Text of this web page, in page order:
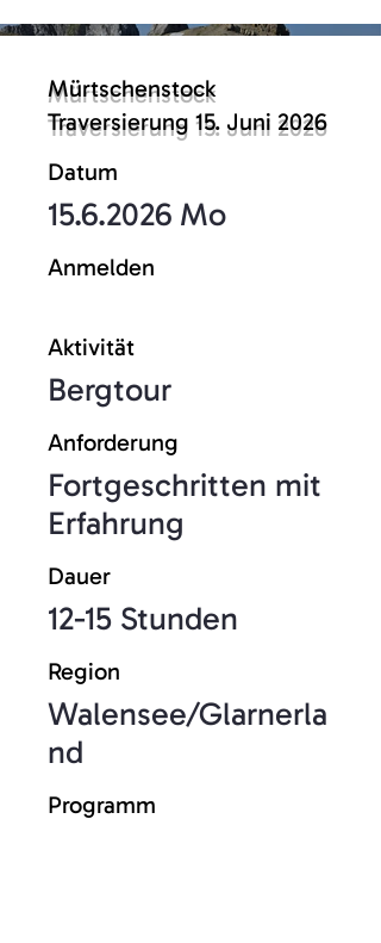
Mürtschenstock
Traversierung 15. Juni 2026
Datum
15.6.2026 Mo
Anmelden
Aktivität
Bergtour
Anforderung
Fortgeschritten mit
Erfahrung
Dauer
12-15 Stunden
Region
Walensee/Glarnerla
nd
Programm